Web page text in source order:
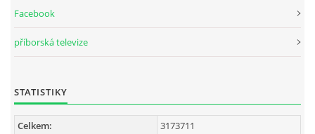
Facebook
příborská televize
STATISTIKY
Celkem: 3173711